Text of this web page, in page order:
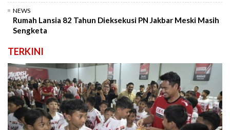
NEWS
Rumah Lansia 82 Tahun Dieksekusi PN Jakbar Meski Masih
Sengketa
TERKINI